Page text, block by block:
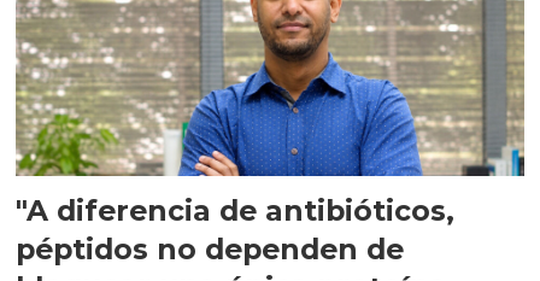
"A diferencia de antibióticos,
péptidos no dependen de